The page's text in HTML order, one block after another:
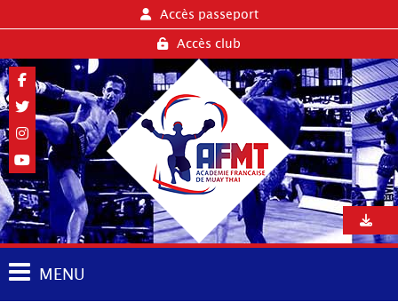
Accès passeport
Accès club
MENU